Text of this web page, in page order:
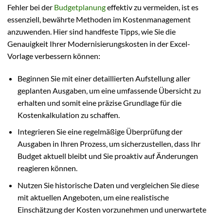
Fehler bei der Budgetplanungeffektiv zu vermeiden, ist es
essenziell, bewährte Methoden im Kostenmanagement
anzuwenden. Hier sind handfeste Tipps, wie Sie die
Genauigkeit Ihrer Modernisierungskosten in der Excel-
Vorlage verbessern können:
Beginnen Sie mit einer detaillierten Aufstellung aller
geplanten Ausgaben, um eine umfassende Übersicht zu
erhalten und somit eine präzise Grundlage für die
Kostenkalkulation zu schaffen.
Integrieren Sie eine regelmäßige Überprüfung der
Ausgaben in Ihren Prozess, um sicherzustellen, dass Ihr
Budget aktuell bleibt und Sie proaktiv auf Änderungen
reagieren können.
Nutzen Sie historische Daten und vergleichen Sie diese
mit aktuellen Angeboten, um eine realistische
Einschätzung der Kosten vorzunehmen und unerwartete